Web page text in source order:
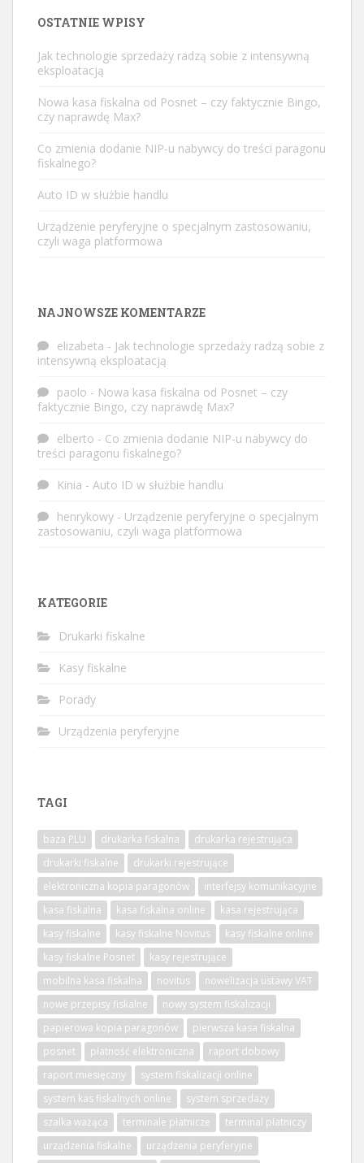
OSTATNIE WPISY
Jak technologie sprzedaży radzą sobie z intensywną
eksploatacją
Nowa kasa fiskalna od Posnet – czy faktycznie Bingo,
czy naprawdę Max?
Co zmienia dodanie NIP-u nabywcy do treści paragonu
fiskalnego?
Auto ID w służbie handlu
Urządzenie peryferyjne o specjalnym zastosowaniu,
czyli waga platformowa
NAJNOWSZE KOMENTARZE
elizabeta - Jak technologie sprzedaży radzą sobie z
intensywną eksploatacją
paolo - Nowa kasa fiskalna od Posnet – czy
faktycznie Bingo, czy naprawdę Max?
elberto - Co zmienia dodanie NIP-u nabywcy do
treści paragonu fiskalnego?
Kinia - Auto ID w służbie handlu
henrykowy - Urządzenie peryferyjne o specjalnym
zastosowaniu, czyli waga platformowa
KATEGORIE
Drukarki fiskalne
Kasy fiskalne
Porady
Urządzenia peryferyjne
TAGI
baza PLU drukarka fiskalna
drukarka rejestrująca
drukarki fiskalne
drukarki rejestrujące
elektroniczna kopia paragonów
interfejsy komunikacyjne
kasa fiskalna
kasa fiskalna online
kasa rejestrująca
kasy fiskalne
kasy fiskalne Novitus
kasy fiskalne online
kasy fiskalne Posnet
kasy rejestrujące
mobilna kasa fiskalna
novitus
nowelizacja ustawy VAT
nowe przepisy fiskalne
nowy system fiskalizacji
papierowa kopia paragonów
pierwsza kasa fiskalna
posnet
płatność elektroniczna
raport dobowy
raport miesięczny
system fiskalizacji online
system kas fiskalnych online
system sprzedaży
szalka ważąca
terminale płatnicze
terminal płatniczy
urządzenia fiskalne
urządzenia peryferyjne